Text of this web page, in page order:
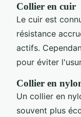
Collier en cuir
Le cuir est
résistance
actifs.
pour éviter
Collier en
Un collier en
souvent plus